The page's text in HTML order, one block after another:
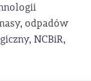
odpadów
NCBiR,